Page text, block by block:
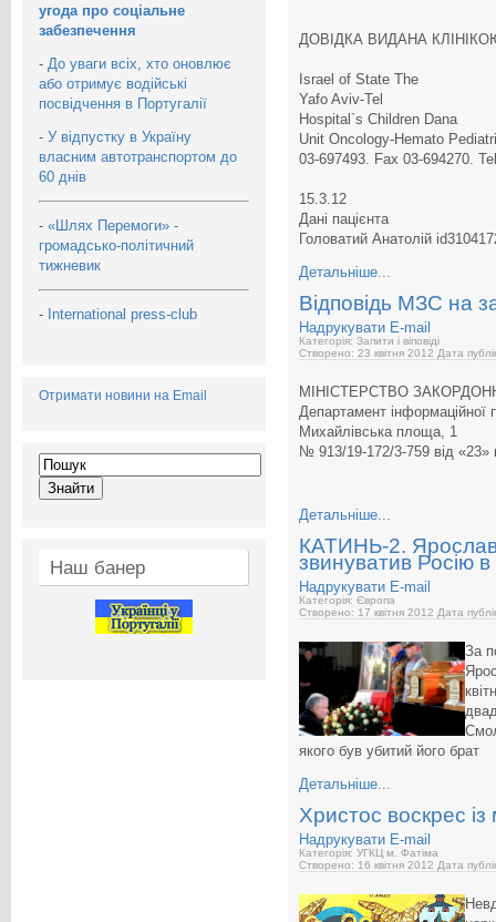
угода про соціальне
забезпечення
- До уваги всіх, хто оновлює
або отримує водійські
посвідчення в Португалії
- У відпустку в Україну
власним автотранспортом до
60 днів
- «Шлях Перемоги» -
громадсько-політичний
тижневик
- International press-club
Отримати новини на Email
Наш банер
ДОВІДКА ВИДАНА
Israel of State The
Yafo Aviv-Tel
Hospital`s Children Dana
Unit Oncology-Hemato
03-697493. Fax 03-694270. Tel
15.3.12
Дані пацієнта
Головатий Анатолій
Детальніше...
Відповідь МЗС на
Надрукувати E-mail
Категорія: Запити і віповіді
Створено: 23 квітня 2012 Дата
МІНІСТЕРСТВО
Департамент інформаційної
Михайлівська площа, 1
№ 913/19-172/3-759 від
Детальніше...
КАТИНЬ-2. Ярослав
звинуватив Росію
Надрукувати E-mail
Категорія: Європа
Створено: 17 квітня 2012 Дата
За
якого був убитий його брат
Детальніше...
Христос воскрес
Надрукувати E-mail
Категорія: УГКЦ м. Фатіма
Створено: 16 квітня 2012 Дата